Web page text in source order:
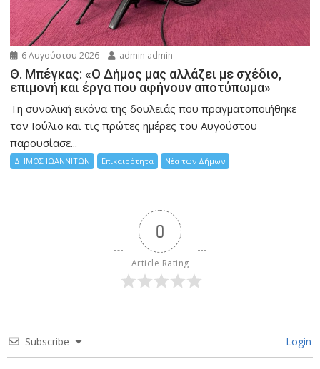
6 Αυγούστου 2026 admin admin
Θ. Μπέγκας: «Ο Δήμος μας αλλάζει με σχέδιο,
επιμονή και έργα που αφήνουν αποτύπωμα»
Τη συνολική εικόνα της δουλειάς που πραγματοποιήθηκε
τον Ιούλιο και τις πρώτες ημέρες του Αυγούστου
παρουσίασε...
ΔΗΜΟΣ ΙΩΑΝΝΙΤΩΝ Επικαιρότητα Νέα των Δήμων
0
Article Rating
Subscribe Login